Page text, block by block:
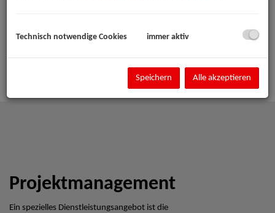
Projektmanagement
Ein spezielles Dienstleistungsangebot ist die
Technisch notwendige Cookies immer aktiv
Speichern Alle akzeptieren